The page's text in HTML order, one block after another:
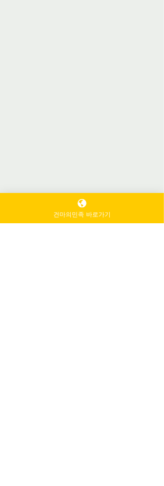
건마의민족 바로가기